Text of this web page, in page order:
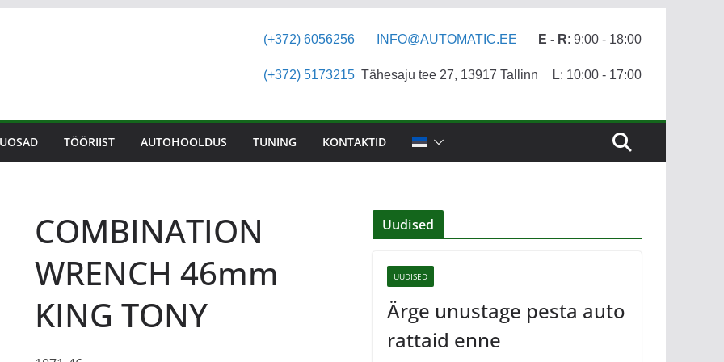
(+372) 6056256
(+372) 5173215
INFO@AUTOMATIC.EE
Tähesaju tee 27, 13917 Tallinn
E - R: 9:00 - 18:00
L: 10:00 - 17:00
TÖÖRIIST AUTOHOOLDUS TUNING KONTAKTID
COMBINATION
WRENCH 46mm
KING TONY
Uudised
UUDISED
Ärge unustage pesta auto
rattaid enne